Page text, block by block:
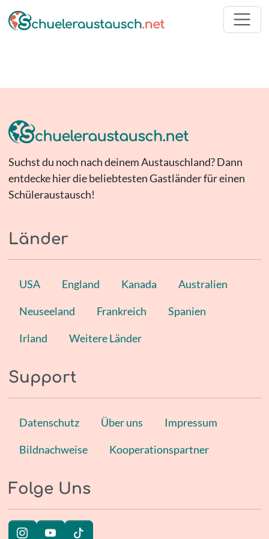
Suchst du noch nach deinem Austauschland? Dann
entdecke hier die beliebtesten Gastländer für einen
Schüleraustausch!
Länder
USA England Kanada Australien
Neuseeland Frankreich Spanien
Irland Weitere Länder
Support
Datenschutz Über uns Impressum
Bildnachweise Kooperationspartner
Folge Uns